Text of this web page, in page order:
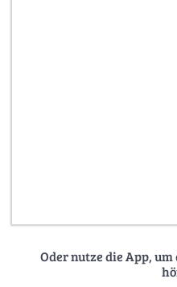
Oder nutze die App,